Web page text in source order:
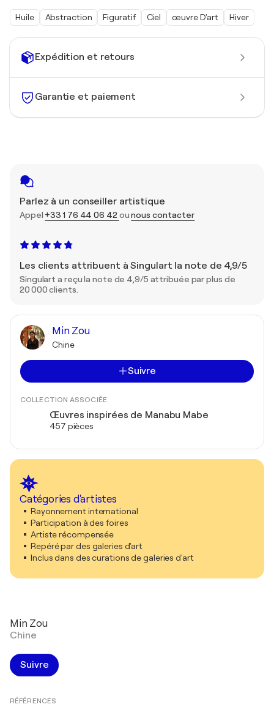
Expédition et retours
Garantie et paiement
Parlez à un conseiller artistique
Appel +33 1 76 44 06 42 ounous contacter
Les clients attribuent à Singulart la note de 4,9/5
Singulart a reçu la note de 4,9/5 attribuée par plus de
20 000 clients.
Min Zou
Chine
Suivre
COLLECTION ASSOCIÉE
Œuvres inspirées de Manabu Mabe
457 pièces
Catégories d'artistes
Rayonnement international
Participation à des foires
Artiste récompensée
Repéré par des galeries d'art
Inclus dans des curations de galeries d'art
Huile Abstraction Figuratif Ciel œuvre D'art Hiver
Min Zou
Chine
Suivre
RÉFÉRENCES